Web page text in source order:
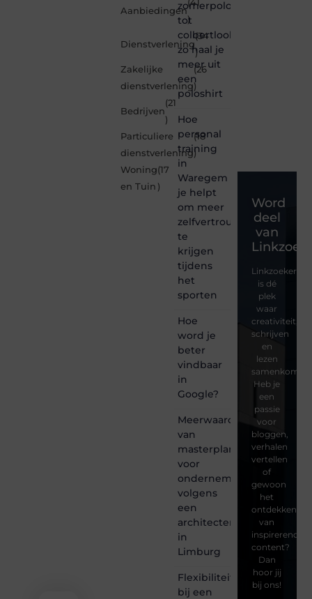
Aanbiedingen
(41
)
Dienstverlening
(34
)
Zakelijke
dienstverlening
(26
)
Bedrijven
(21
)
Particuliere
dienstverlening
(18
)
Woning
en Tuin
(17
)
zomerpolo
tot
colbertlook
zo haal je
meer uit
een
poloshirt
Hoe
personal
training
in
Waregem
je helpt
om meer
zelfvertrouwen
te
krijgen
tijdens
het
sporten
Hoe
word je
beter
vindbaar
in
Google?
Meerwaarde
van
masterplanning
voor
ondernemingen
volgens
een
architectenbureau
in
Limburg
Flexibiliteit
bij een
Word
deel
van
is dé
plek
waar
creativiteit,
schrijven
en
lezen
samenkomen.
Heb je
een
passie
voor
bloggen,
verhalen
vertellen
of
gewoon
het
ontdekken
van
inspirerende
content?
Dan
hoor jij
bij ons!